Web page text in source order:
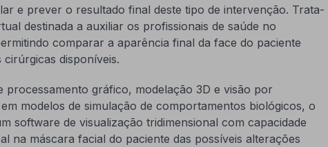
e prever o resultado final deste tipo de intervenção. Trata-
destinada a auxiliar os profissionais de saúde no
comparar a aparência final da face do paciente
disponíveis.
processamento gráfico, modelação 3D e visão por
modelos de simulação de comportamentos biológicos, o
software de visualização tridimensional com capacidade
na máscara facial do paciente das possíveis alterações